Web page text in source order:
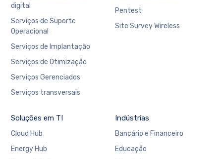
digital
Serviços de Suporte
Operacional
Serviços de Implantação
Serviços de Otimização
Serviços Gerenciados
Serviços transversais
Pentest
Site Survey Wireless
Soluções em TI
Cloud Hub
Energy Hub
Indústrias
Bancário e Financeiro
Educação